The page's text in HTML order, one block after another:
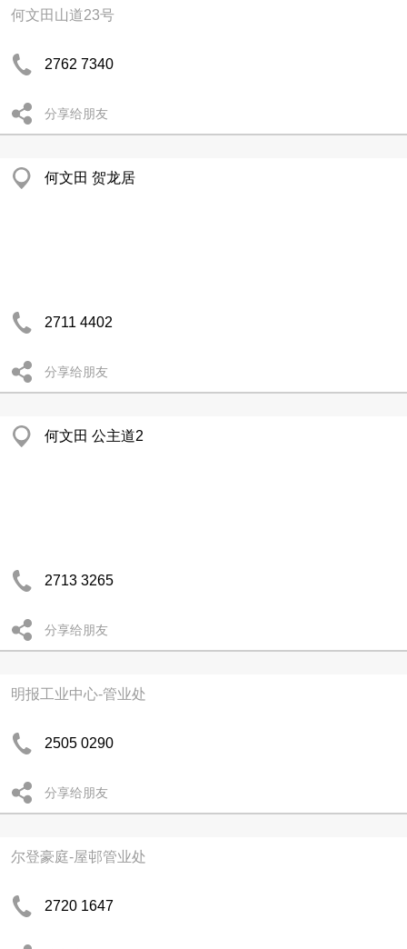
何文田山道23号
2762 7340
分享给朋友
何文田 贺龙居
2711 4402
分享给朋友
何文田 公主道2
2713 3265
分享给朋友
明报工业中心-管业处
2505 0290
分享给朋友
尔登豪庭-屋邨管业处
2720 1647